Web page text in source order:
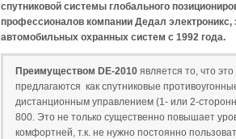
спутниковой системы глобального
профессионалов компании Дедал
автомобильных охранных систем с 1992 года.
Преимуществом DE-2010 является то, что
предлагаются как спутниковые
дистанционным управлением (1- или 2-
800. Это не только существенно повышает
комфортней, т.к. не нужно постоянно